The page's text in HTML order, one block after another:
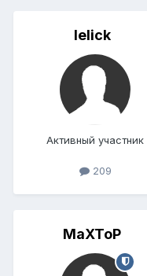
lelick
Активный участник
209
MaXToP